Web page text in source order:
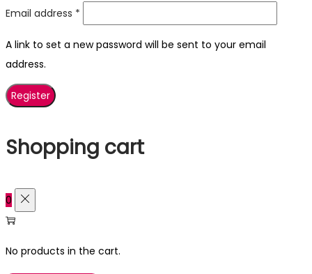
Email address *
A link to set a new password will be sent to your email
address.
Register
Shopping cart
0
No products in the cart.